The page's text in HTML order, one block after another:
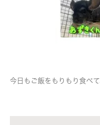
今日もご飯をもりもり食べ